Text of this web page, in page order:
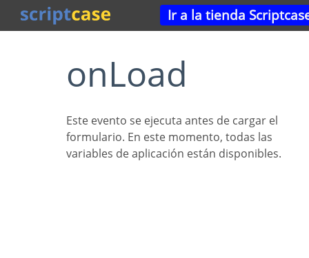
Ir a la tienda
onLoad
Este evento se ejecuta antes de cargar el
formulario. En este momento, todas las
variables de aplicación están disponibles.